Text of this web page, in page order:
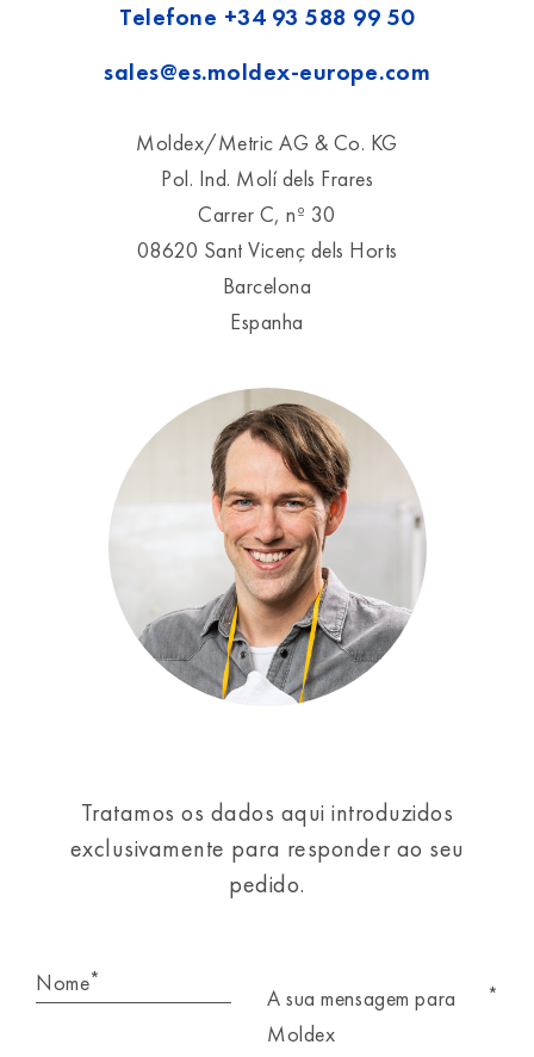
Telefone +34 93 588 99 50
sales@es.moldex-europe.com
Moldex/Metric AG & Co. KG
Pol. Ind. Molí dels Frares
Carrer C, nº 30
08620 Sant Vicenç dels Horts
Barcelona
Espanha
Tratamos os dados aqui introduzidos
exclusivamente para responder ao seu
pedido.
Nome*
A sua mensagem para
Moldex
*